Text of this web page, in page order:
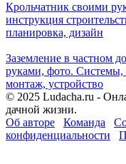
Крольчатник своими
инструкция
планировка, дизайн
Заземление в частном
руками, фото. Системы,
монтаж, устройство
© 2025 Ludacha.ru -
дачной жизни.
Об авторе
Команда
конфиденциальности